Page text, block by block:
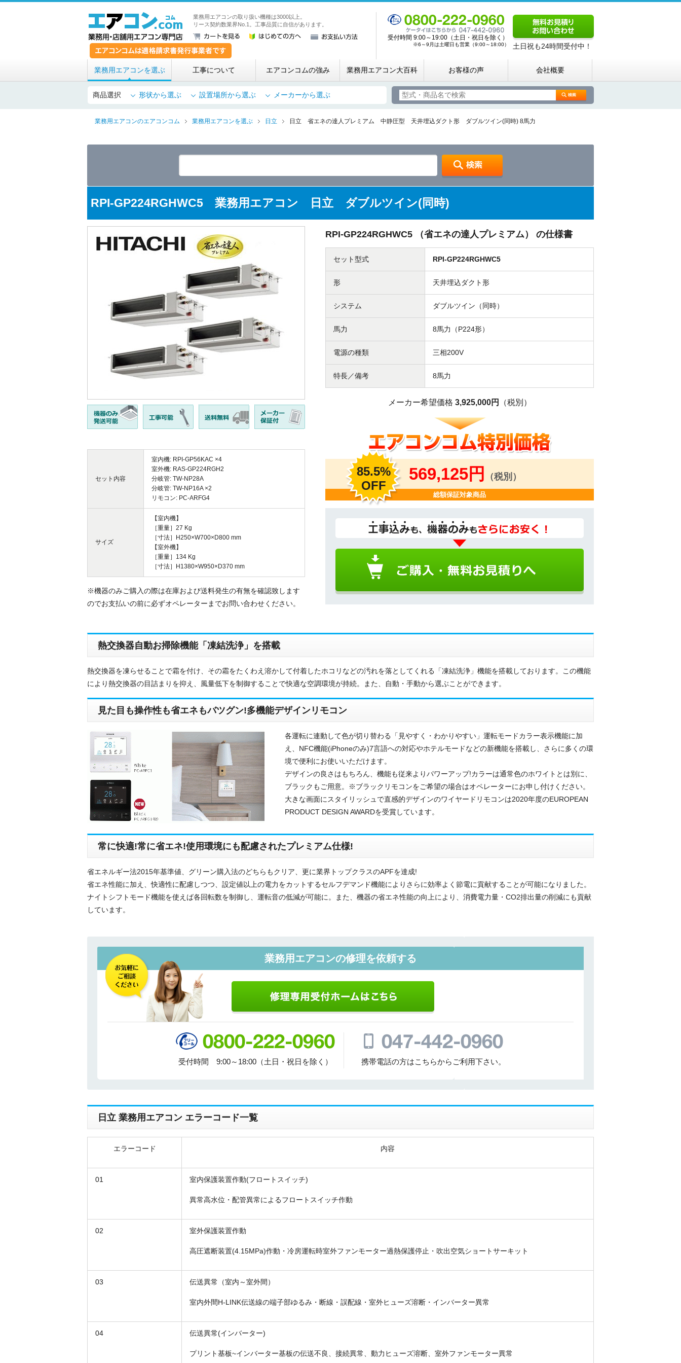
業務用・店舗用エアコン専門店 エアコンコム
業務用エアコンの取り扱い機種は3000以上。
リース契約数業界No.1。工事品質に自信があります。
受付時間 9:00～19:00（土日・祝日を除く）
※6～9月は土曜日も営業（9:00～18:00） 土日祝も24時間受付中！
業務用エアコンを選ぶ 工事について エアコンコムの強み 業務用エアコン大百科 お客様の声 会社概要
商品選択 形状から選ぶ 設置場所から選ぶ メーカーから選ぶ
業務用エアコンのエアコンコム 業務用エアコンを選ぶ 日立 日立 省エネの達人プレミアム 中静圧型 天井埋込ダクト形 ダブルツイン(同時) 8馬力
RPI-GP224RGHWC5 業務用エアコン 日立 ダブルツイン(同時)
セット内容
室内機: RPI-GP56KAC ×4
室外機: RAS-GP224RGH2
分岐管: TW-NP28A
分岐管: TW-NP16A ×2
リモコン: PC-ARFG4
サイズ
【室内機】
［重量］27 Kg
［寸法］H250×W700×D800 mm
【室外機】
［重量］134 Kg
［寸法］H1380×W950×D370 mm
※機器のみご購入の際は在庫および送料発生の有無を確認致します
のでお支払いの前に必ずオペレーターまでお問い合わせください。
RPI-GP224RGHWC5 （省エネの達人プレミアム） の仕様書
セット型式 RPI-GP224RGHWC5
形 天井埋込ダクト形
システム ダブルツイン（同時）
馬力 8馬力（P224形）
電源の種類 三相200V
特長／備考 8馬力
メーカー希望価格 3,925,000円 （税別）
85.5%
OFF
569,125円 （税別）
総額保証対象商品
熱交換器自動お掃除機能「凍結洗浄」を搭載
熱交換器を凍らせることで霜を付け、その霜をたくわえ溶かして付着したホコリなどの汚れを落としてくれる「凍結洗浄」機能を搭載しております。この機能
により熱交換器の目詰まりを抑え、風量低下を制御することで快適な空調環境が持続。また、自動・手動から選ぶことができます。
見た目も操作性も省エネもバツグン!多機能デザインリモコン
各運転に連動して色が切り替わる「見やすく・わかりやすい」運転モードカラー表示機能に加
え、NFC機能(iPhoneのみ)7言語への対応やホテルモードなどの新機能を搭載し、さらに多くの環
境で便利にお使いいただけます。
デザインの良さはもちろん、機能も従来よりパワーアップ!カラーは通常色のホワイトとは別に、
ブラックもご用意。※ブラックリモコンをご希望の場合はオペレーターにお申し付けください。
大きな画面にスタイリッシュで直感的デザインのワイヤードリモコンは2020年度のEUROPEAN
PRODUCT DESIGN AWARDを受賞しています。
常に快適!常に省エネ!使用環境にも配慮されたプレミアム仕様!
省エネルギー法2015年基準値、グリーン購入法のどちらもクリア、更に業界トップクラスのAPFを達成!
省エネ性能に加え、快適性に配慮しつつ、設定値以上の電力をカットするセルフデマンド機能によりさらに効率よく節電に貢献することが可能になりました。
ナイトシフトモード機能を使えば各回転数を制御し、運転音の低減が可能に。また、機器の省エネ性能の向上により、消費電力量・CO2排出量の削減にも貢献
しています。
業務用エアコンの修理を依頼する
受付時間 9:00～18:00（土日・祝日を除く） 携帯電話の方はこちらからご利用下さい。
日立 業務用エアコン エラーコード一覧
エラーコード 内容
01 室内保護装置作動(フロートスイッチ)
異常高水位・配管異常によるフロートスイッチ作動
02 室外保護装置作動
高圧遮断装置(4.15MPa)作動・冷房運転時室外ファンモーター過熱保護停止・吹出空気ショートサーキット
03 伝送異常（室内～室外間）
室内外間H-LINK伝送線の端子部ゆるみ・断線・誤配線・室外ヒューズ溶断・インバーター異常
04 伝送異常(インバーター)
プリント基板~インバーター基板の伝送不良、接続異常、動力ヒューズ溶断、室外ファンモーター異常
お名前
電話番号
お問合せ内容
(ご選択ください)
工事お見積り依頼
メッセージ